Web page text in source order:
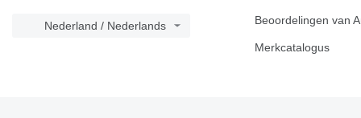
Nederland / Nederlands Beoordelingen van
Merkcatalogus